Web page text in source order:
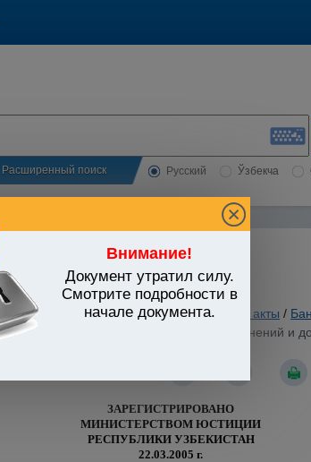
Расширенный поиск Русский Ўзбекча
Внимание!
Документ утратил силу.
Смотрите подробности в
начале документа.
регулирование / Утратившие силу акты /
12.03.2005 г. N 3-А/2 "О внесении изменений и
1)
ЗАРЕГИСТРИРОВАНО
МИНИСТЕРСТВОМ ЮСТИЦИИ
РЕСПУБЛИКИ УЗБЕКИСТАН
22.03.2005 г.